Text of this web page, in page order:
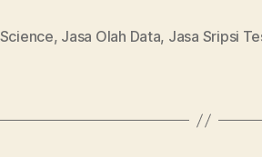
itt m
bl
k
n
at
p
ai
l
a
, Jasa Olah Data, Jasa Sripsi